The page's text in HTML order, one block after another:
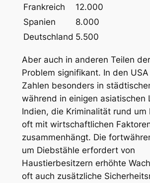
Frankreich
12.000
Spanien
8.000
Deutschland 5.500
Aber auch in anderen Teilen
Problem signifikant. In den
Zahlen besonders in
während in einigen asiatischen
Indien, die Kriminalität rund um
oft ‍mit wirtschaftlichen
zusammenhängt. Die
um Diebstähle erfordert von
Haustierbesitzern erhöhte
oft auch zusätzliche